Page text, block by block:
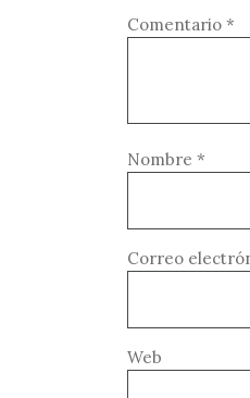
Comentario *
Nombre *
Correo
Web